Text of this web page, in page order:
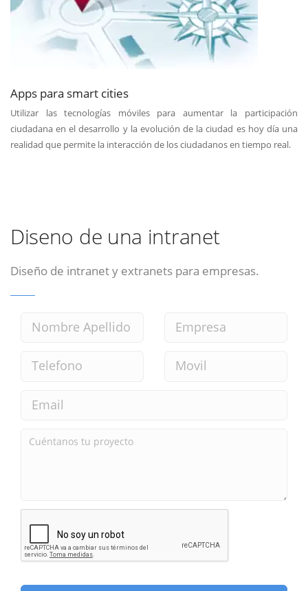
Apps para smart cities
Utilizar las tecnologías móviles para aumentar la participación
ciudadana en el desarrollo y la evolución de la ciudad es hoy día una
realidad que permite la interacción de los ciudadanos en tiempo real.
Diseno de una intranet
Diseño de intranet y extranets para empresas.